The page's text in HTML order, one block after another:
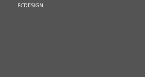
FCDESIGN